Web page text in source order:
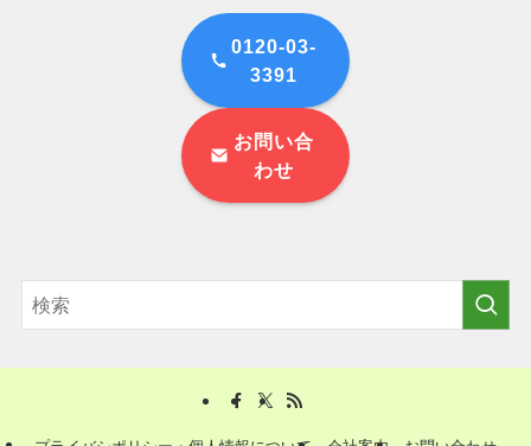
0120-03-
3391
お問い合
わせ